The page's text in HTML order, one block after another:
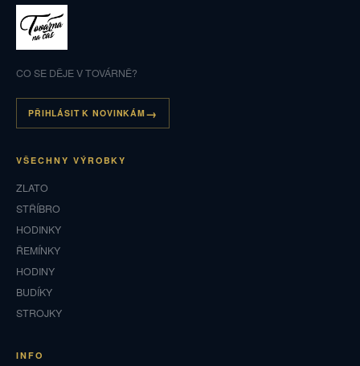
CO SE DĚJE V TOVÁRNĚ?
PŘIHLÁSIT K NOVINKÁM
VŠECHNY VÝROBKY
ZLATO
STŘÍBRO
HODINKY
ŘEMÍNKY
HODINY
BUDÍKY
STROJKY
INFO